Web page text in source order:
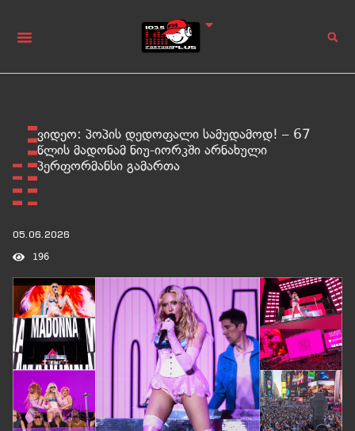
ვიდეო: პოპის დედოფალი სამუდამოდ! – 67
წლის მადონამ ნიუ-იორკში არნახული
პერფორმანსი გამართა
05.06.2026
196